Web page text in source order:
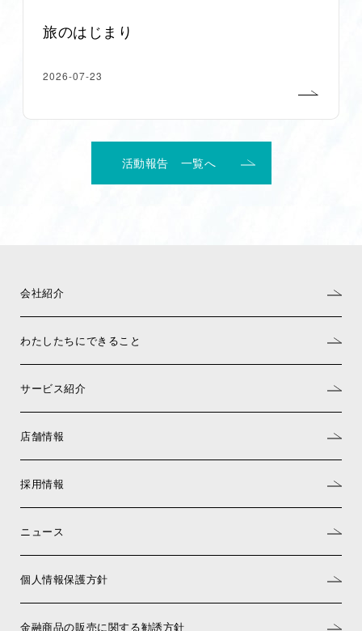
旅のはじまり
2026-07-23
活動報告 一覧へ
会社紹介
わたしたちにできること
サービス紹介
店舗情報
採用情報
ニュース
個人情報保護方針
金融商品の販売に関する勧誘方針